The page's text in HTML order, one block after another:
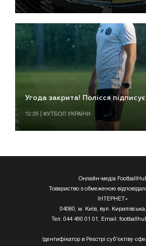
Угода закрита! Полісся
12:26 | ФУТБОЛ УКРАЇНИ
Онлайн-медіа
Товариство з обмеженою
ІНТЕРНЕТ»
04080, м. Київ, вул.
Тел. 044 490 01 01, Email:
Ідентифікатор в Реєстрі суб’єктіву